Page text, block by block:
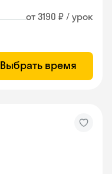
от 3190 ₽ / урок
Выбрать время